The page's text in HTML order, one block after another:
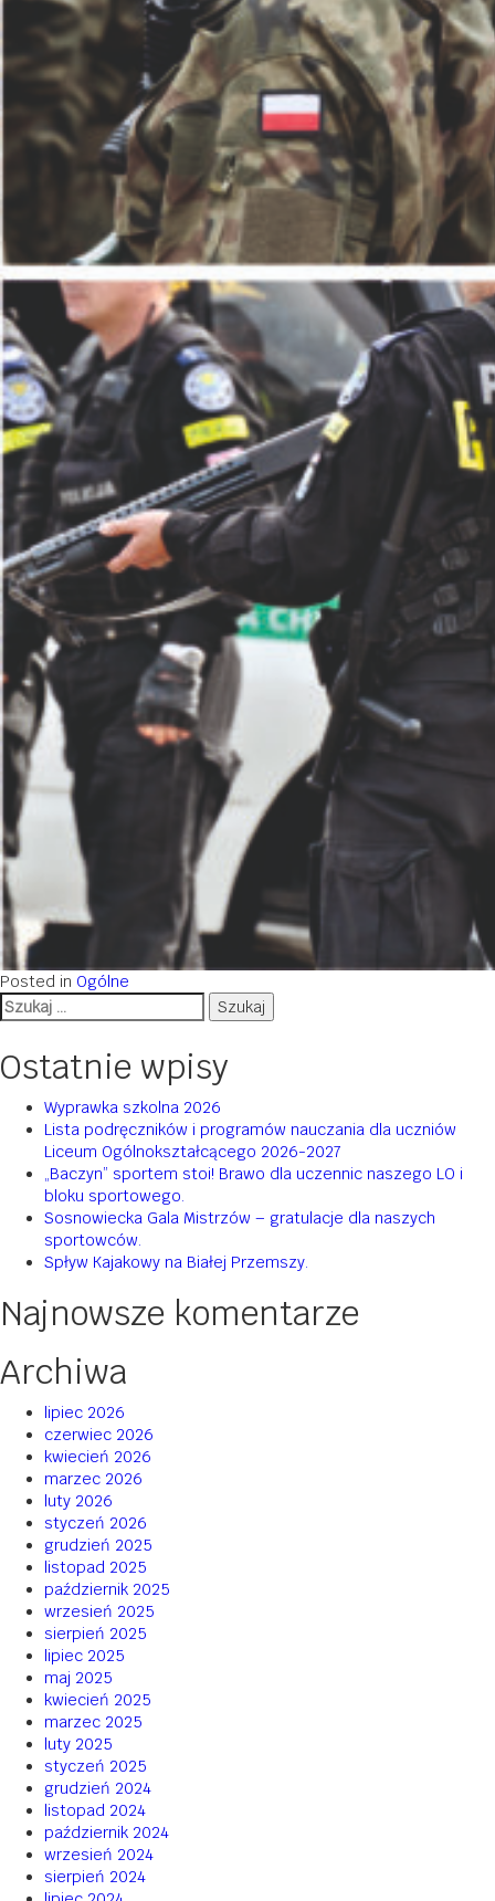
Posted in Ogólne
Szukaj:
Ostatnie wpisy
Wyprawka szkolna 2026
Lista podręczników i programów nauczania dla uczniów
Liceum Ogólnokształcącego 2026-2027
„Baczyn” sportem stoi! Brawo dla uczennic naszego LO i
bloku sportowego.
Sosnowiecka Gala Mistrzów – gratulacje dla naszych
sportowców.
Spływ Kajakowy na Białej Przemszy.
Najnowsze komentarze
Archiwa
lipiec 2026
czerwiec 2026
kwiecień 2026
marzec 2026
luty 2026
styczeń 2026
grudzień 2025
listopad 2025
październik 2025
wrzesień 2025
sierpień 2025
lipiec 2025
maj 2025
kwiecień 2025
marzec 2025
luty 2025
styczeń 2025
grudzień 2024
listopad 2024
październik 2024
wrzesień 2024
sierpień 2024